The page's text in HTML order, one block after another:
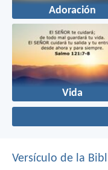
Adoración
Vida
Versículo de la